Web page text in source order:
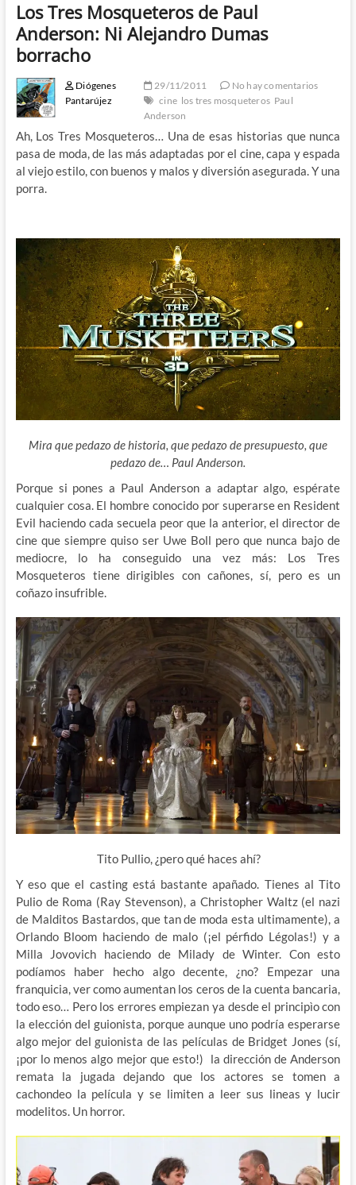
Los Tres Mosqueteros de Paul
Anderson: Ni Alejandro Dumas
borracho
Diógenes
Pantarújez
29/11/2011
No hay comentarios
cine los tres mosqueteros Paul
Anderson
Ah, Los Tres Mosqueteros… Una de esas historias que nunca
pasa de moda, de las más adaptadas por el cine, capa y espada
al viejo estilo, con buenos y malos y diversión asegurada. Y una
porra.
Mira que pedazo de historia, que pedazo de presupuesto, que
pedazo de… Paul Anderson.
Porque si pones a Paul Anderson a adaptar algo, espérate
cualquier cosa. El hombre conocido por superarse en Resident
Evil haciendo cada secuela peor que la anterior, el director de
cine que siempre quiso ser Uwe Boll pero que nunca bajo de
mediocre, lo ha conseguido una vez más: Los Tres
Mosqueteros tiene dirigibles con cañones, sí, pero es un
coñazo insufrible.
Tito Pullio, ¿pero qué haces ahí?
Y eso que el casting está bastante apañado. Tienes al Tito
Pulio de Roma (Ray Stevenson), a Christopher Waltz (el nazi
de Malditos Bastardos, que tan de moda esta ultimamente), a
Orlando Bloom haciendo de malo (¡el pérfido Légolas!) y a
Milla Jovovich haciendo de Milady de Winter. Con esto
podíamos haber hecho algo decente, ¿no? Empezar una
franquicia, ver como aumentan los ceros de la cuenta bancaria,
todo eso… Pero los errores empiezan ya desde el principìo con
la elección del guionista, porque aunque uno podría esperarse
algo mejor del guionista de las películas de Bridget Jones (sí,
¡por lo menos algo mejor que esto!) la dirección de Anderson
remata la jugada dejando que los actores se tomen a
cachondeo la película y se limiten a leer sus lineas y lucir
modelitos. Un horror.